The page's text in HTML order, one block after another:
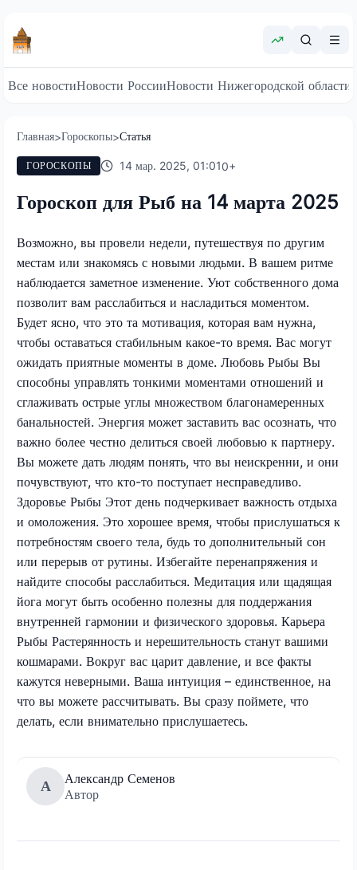
Все новостиНовости РоссииНовости Нижегородской области
Главная>Гороскопы>Статья
ГОРОСКОПЫ 14 мар. 2025, 01:010+
Гороскоп для Рыб на 14 марта 2025
Возможно, вы провели недели, путешествуя по другим
местам или знакомясь с новыми людьми. В вашем ритме
наблюдается заметное изменение. Уют собственного дома
позволит вам расслабиться и насладиться моментом.
Будет ясно, что это та мотивация, которая вам нужна,
чтобы оставаться стабильным какое-то время. Вас могут
ожидать приятные моменты в доме. Любовь Рыбы Вы
способны управлять тонкими моментами отношений и
сглаживать острые углы множеством благонамеренных
банальностей. Энергия может заставить вас осознать, что
важно более честно делиться своей любовью к партнеру.
Вы можете дать людям понять, что вы неискренни, и они
почувствуют, что кто-то поступает несправедливо.
Здоровье Рыбы Этот день подчеркивает важность отдыха
и омоложения. Это хорошее время, чтобы прислушаться к
потребностям своего тела, будь то дополнительный сон
или перерыв от рутины. Избегайте перенапряжения и
найдите способы расслабиться. Медитация или щадящая
йога могут быть особенно полезны для поддержания
внутренней гармонии и физического здоровья. Карьера
Рыбы Растерянность и нерешительность станут вашими
кошмарами. Вокруг вас царит давление, и все факты
кажутся неверными. Ваша интуиция – единственное, на
что вы можете рассчитывать. Вы сразу поймете, что
делать, если внимательно прислушаетесь.
А
Александр Семенов
Автор